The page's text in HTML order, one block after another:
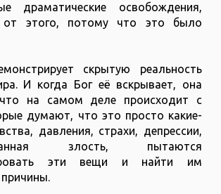
драматические освобождения,
от этого, потому что это было
скрытую реальность
И когда Бог её вскрывает, она
что на самом деле происходит с
думают, что это просто какие-
давления, страхи, депрессии,
злость, пытаются
эти вещи и найти им